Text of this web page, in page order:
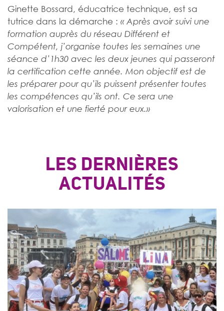
Ginette Bossard, éducatrice technique, est sa
tutrice dans la démarche : « Après avoir suivi une
formation auprès du réseau Différent et
Compétent, j’organise toutes les semaines une
séance d’1h30 avec les deux jeunes qui passeront
la certification cette année. Mon objectif est de
les préparer pour qu’ils puissent présenter toutes
les compétences qu’ils ont. Ce sera une
valorisation et une fierté pour eux.»
LES DERNIÈRES
ACTUALITÉS